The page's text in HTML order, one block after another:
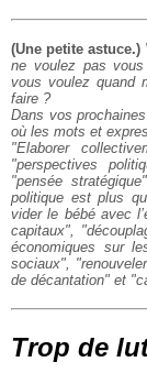
(Une petite astuce.)
ne voulez pas
vous voulez quand
faire ?
Dans vos
où les mots et
"Elaborer
"perspectives
"pensée
politique est plus
vider le bébé avec
capitaux",
économiques sur
sociaux",
de décantation" et
Trop de